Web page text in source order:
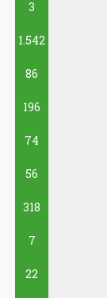
3
1.542
86
196
74
56
318
7
22